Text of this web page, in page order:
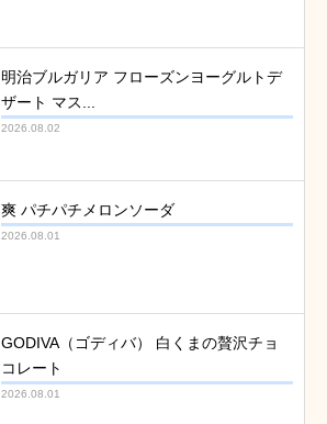
明治ブルガリア フローズンヨーグルトデ
ザート マス...
2026.08.02
爽 パチパチメロンソーダ
2026.08.01
GODIVA（ゴディバ） 白くまの贅沢チョ
コレート
2026.08.01